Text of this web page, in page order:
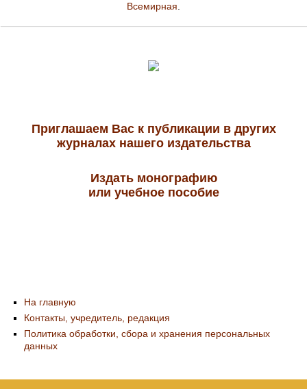
Всемирная
Приглашаем Вас к публикации в других
журналах нашего издательства
Издать монографию
или учебное пособие
На главную
Контакты, учредитель, редакция
Политика обработки, сбора и хранения персональных
данных